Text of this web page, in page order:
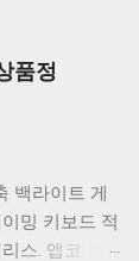
품정
백라이트 게
밍 키보드 적
스. 앱코 축